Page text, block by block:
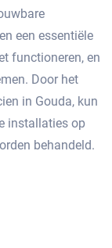
een essentiële
functioneren, en
Door het
in Gouda, kun
installaties op
behandeld.​